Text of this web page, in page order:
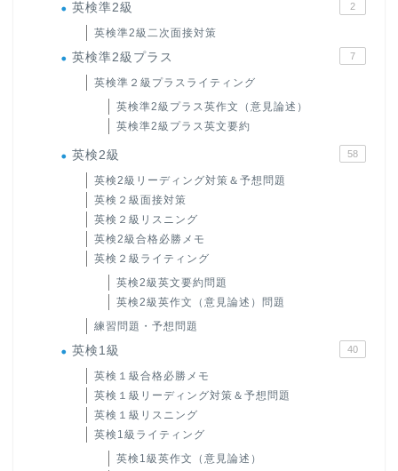
英検準2級 2
英検準2級二次面接対策
英検準2級プラス 7
英検準２級プラスライティング
英検準2級プラス英作文（意見論述）
英検準2級プラス英文要約
英検2級 58
英検2級リーディング対策＆予想問題
英検２級面接対策
英検２級リスニング
英検2級合格必勝メモ
英検２級ライティング
英検2級英文要約問題
英検2級英作文（意見論述）問題
練習問題・予想問題
英検1級 40
英検１級合格必勝メモ
英検１級リーディング対策＆予想問題
英検１級リスニング
英検1級ライティング
英検1級英作文（意見論述）